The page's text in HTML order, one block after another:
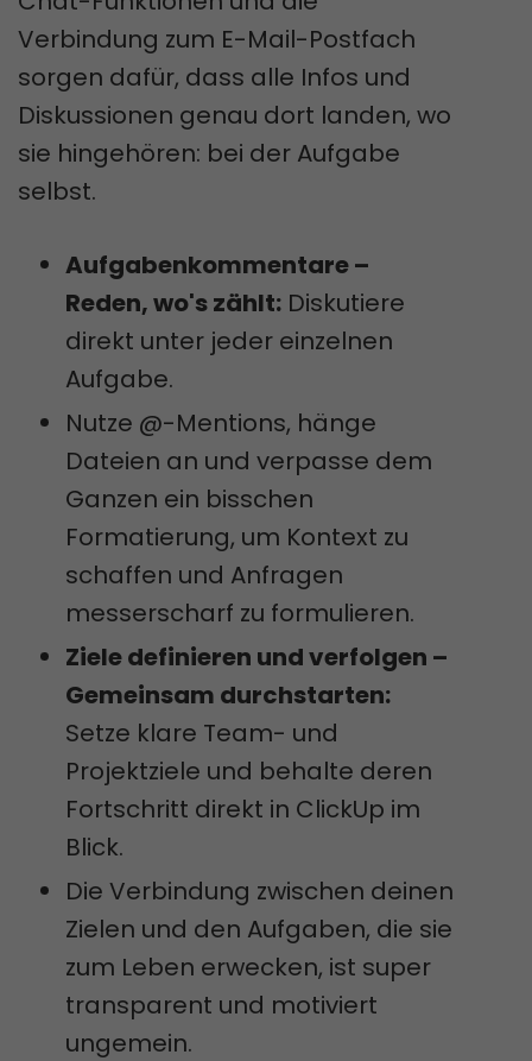
Verbindung zum E-Mail-Postfach
sorgen dafür, dass alle Infos und
Diskussionen genau dort landen, wo
sie hingehören: bei der Aufgabe
selbst.
Aufgabenkommentare –
Reden, wo's zählt: Diskutiere
direkt unter jeder einzelnen
Aufgabe.
Nutze @-Mentions, hänge
Dateien an und verpasse dem
Ganzen ein bisschen
Formatierung, um Kontext zu
schaffen und Anfragen
messerscharf zu formulieren.
Ziele definieren und verfolgen –
Gemeinsam durchstarten:
Setze klare Team- und
Projektziele und behalte deren
Fortschritt direkt in ClickUp im
Blick.
Die Verbindung zwischen deinen
Zielen und den Aufgaben, die sie
zum Leben erwecken, ist super
transparent und motiviert
ungemein.